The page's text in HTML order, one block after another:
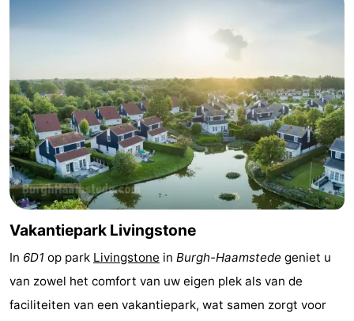
Livingstone
-
Port
Greve
-
Port
Zélande
-
Resort
Haamstede
-
Résidence
't
-
Schouwen
-
Vakantiepark Livingstone
In 6D1 op park Livingstone in Burgh-Haamstede geniet u
van zowel het comfort van uw eigen plek als van de
faciliteiten van een vakantiepark, wat samen zorgt voor